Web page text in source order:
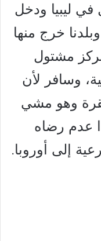
في ليبيا ودخل
خرج منها
مشتول
وسافر لأن
وهو مشي
عدم رضاه
إلى أوروبا.